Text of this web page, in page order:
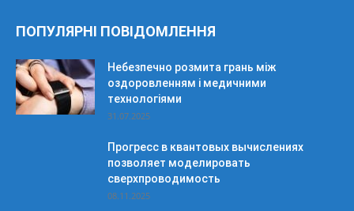
ПОПУЛЯРНІ ПОВІДОМЛЕННЯ
Небезпечно розмита грань між
оздоровленням і медичними
технологіями
31.07.2025
Прогресс в квантовых вычислениях
позволяет моделировать
сверхпроводимость
08.11.2025